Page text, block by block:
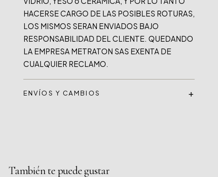
HACERSE CARGO DE LAS POSIBLES ROTURAS,
LOS MISMOS SERAN ENVIADOS BAJO
RESPONSABILIDAD DEL CLIENTE. QUEDANDO
LA EMPRESA METRATON SAS EXENTA DE
ENVÍOS Y CAMBIOS
También te puede gustar